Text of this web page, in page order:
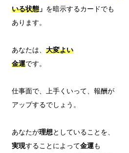
いる状態 」 を暗示するカードでも
あります。
あなたは、大変よい
金運です。
仕事面で、上手くいって、報酬が
アップするでしょう。
あなたが理想
実現することによって金運